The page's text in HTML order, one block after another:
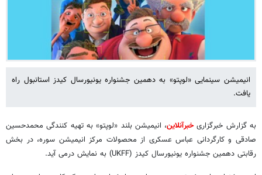
انیمیشن سینمایی «لوپتو» به دهمین جشنواره یونیورسال کیدز استانبول راه
یافت.
به گزارش خبرگزاریخبرآنلاین، انیمیشن بلند «لوپتو» به تهیه کنندگی محمدحسین
صادقی و کارگردانی عباس عسکری از محصولات مرکز انیمیشن سوره، در بخش
رقابتی دهمین جشنواره یونیورسال کیدز (UKFF) به نمایش درمی آید.